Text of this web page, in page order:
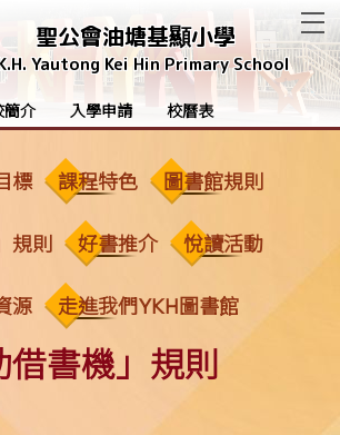
聖公會油塘基顯小學
Yautong Kei Hin Primary School
簡介 入學申請 校曆表
標 課程特色 圖書館規則
規則 好書推介 悅讀活動
源 走進我們YKH圖書館
借書機」規則